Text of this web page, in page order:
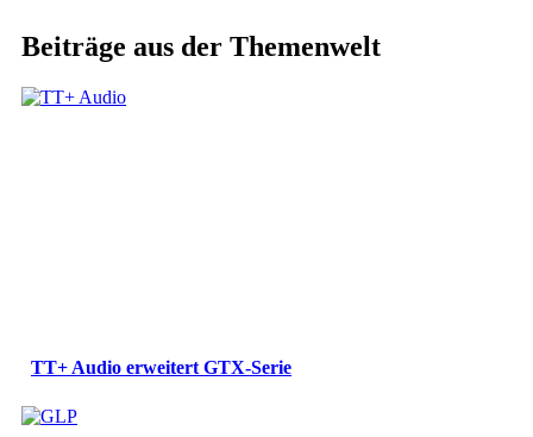
Beiträge aus der Themenwelt
TT+ Audio erweitert GTX-Serie